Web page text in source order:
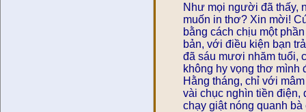
Như mọi người đã thấy,
muốn in thơ? Xin mời!
bằng cách chịu một
bản, với điều kiện bạn
đã sáu mươi nhăm tuổi,
không hy vọng thơ
Hằng tháng, chỉ với
vài chục nghìn tiền điện,
chạy giật nóng quanh